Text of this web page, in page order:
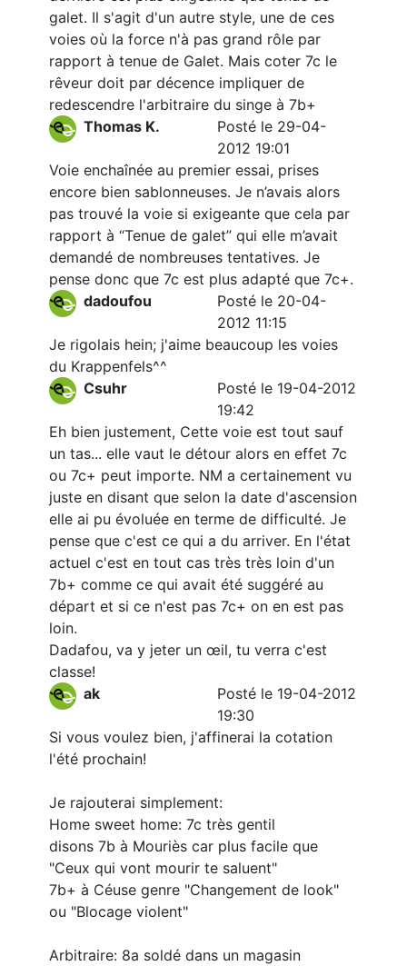
galet. Il s'agit d'un autre style, une de ces
voies où la force n'à pas grand rôle par
rapport à tenue de Galet. Mais coter 7c le
rêveur doit par décence impliquer de
redescendre l'arbitraire du singe à 7b+
Thomas K.
Posté le 29-04-
2012 19:01
Voie enchaînée au premier essai, prises
encore bien sablonneuses. Je n’avais alors
pas trouvé la voie si exigeante que cela par
rapport à “Tenue de galet” qui elle m’avait
demandé de nombreuses tentatives. Je
pense donc que 7c est plus adapté que 7c+.
dadoufou
Posté le 20-04-
2012 11:15
Je rigolais hein; j'aime beaucoup les voies
du Krappenfels^^
Csuhr
Posté le 19-04-2012
19:42
Eh bien justement, Cette voie est tout sauf
un tas... elle vaut le détour alors en effet 7c
ou 7c+ peut importe. NM a certainement vu
juste en disant que selon la date d'ascension
elle ai pu évoluée en terme de difficulté. Je
pense que c'est ce qui a du arriver. En l'état
actuel c'est en tout cas très très loin d'un
7b+ comme ce qui avait été suggéré au
départ et si ce n'est pas 7c+ on en est pas
loin.
Dadafou, va y jeter un œil, tu verra c'est
classe!
ak
Posté le 19-04-2012
19:30
Si vous voulez bien, j'affinerai la cotation
l'été prochain!
Je rajouterai simplement:
Home sweet home: 7c très gentil
disons 7b à Mouriès car plus facile que
"Ceux qui vont mourir te saluent"
7b+ à Céuse genre "Changement de look"
ou "Blocage violent"
Arbitraire: 8a soldé dans un magasin